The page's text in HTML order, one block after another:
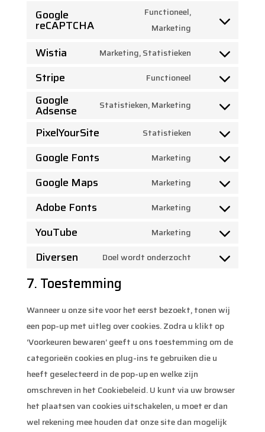
wpml
service
Google
reCAPTCHA
Functioneel,
Marketing
Consent
service
google-
Wistia Marketing, Statistieken
Consent
wistia
Stripe Functioneel
Consent
stripe
Google
Adsense Statistieken, Marketing
Consent
google-
PixelYourSite Statistieken
Consent
pixelyoursite
Google Fonts Marketing
Consent
google-
fonts
Google Maps Marketing
Consent
google-
maps
Adobe Fonts Marketing
Consent
adobe-
YouTube Marketing
Consent
Diversen Doel wordt onderzocht
Consent
diversen
7. Toestemming
Wanneer u onze site voor het eerst bezoekt, tonen wij
een pop-up met uitleg over cookies. Zodra u klikt op
‘Voorkeuren bewaren’ geeft u ons toestemming om de
categorieën cookies en plug-ins te gebruiken die u
heeft geselecteerd in de pop-up en welke zijn
omschreven in het Cookiebeleid. U kunt via uw browser
het plaatsen van cookies uitschakelen, u moet er dan
wel rekening mee houden dat onze site dan mogelijk